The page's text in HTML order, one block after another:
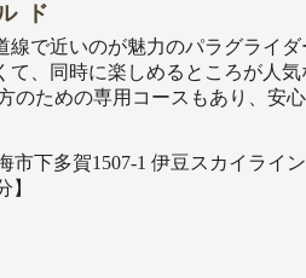
ド
線で近いのが魅力のパラグライ
て、同時に楽しめるところが人
のための専用コースもあり、安
市下多賀1507-1 伊豆スカイライ
】